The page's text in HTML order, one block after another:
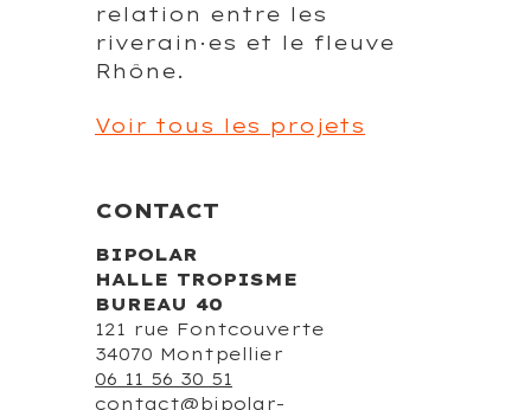
relation entre les
riverain·es et le fleuve
Rhône.
Voir tous les projets
CONTACT
BIPOLAR
HALLE TROPISME
BUREAU 40
121 rue Fontcouverte
34070 Montpellier
06 11 56 30 51
contact@bipolar-